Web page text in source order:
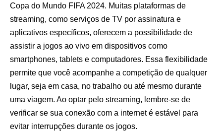
Copa do Mundo FIFA 2024. Muitas plataformas de
streaming, como serviços de TV por assinatura e
aplicativos específicos, oferecem a possibilidade de
assistir a jogos ao vivo em dispositivos como
smartphones, tablets e computadores. Essa flexibilidade
permite que você acompanhe a competição de qualquer
lugar, seja em casa, no trabalho ou até mesmo durante
uma viagem. Ao optar pelo streaming, lembre-se de
verificar se sua conexão com a internet é estável para
evitar interrupções durante os jogos.